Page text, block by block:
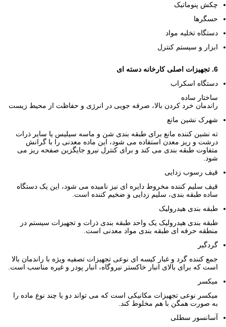
چکش پنوماتیک
حسگرها
دستگاه تخلیه مواد
ابزار و سیستم کنترل
6. تجهیزات اصلی کارخانه دسته ای
دستگاه اسکراب
ساختار ساده
راندمان خرد کردن بالا، صرفه جویی در انرژی و حفاظت از محیط زیست
شهرک نشین مانع
ته نشین کننده مانع برای طبقه بندی شن و ماسه سیلیس یا سایر ذرات
درشت و ریز معدن استفاده می شود، این ماده معدنی را با گرانش
متفاوت طبقه بندی می کند و برای کنترل نیرو جایگزین صفحه ریز می
شود.
قیف رسوب زدایی
قیف سلیم کننده مخروط دایره ای نیز نامیده می شود، این یک دستگاه
ساده طبقه بندی، سلیم زدایی و ضخیم کننده است.
طبقه بندی هیدرولیک
طبقه بندی هیدرولیک یک واحد طبقه بندی ذرات و تجهیزات سیستم در
منطقه حرفه ای طبقه بندی مواد معدنی است.
گردگیر
جمع کننده گرد و غبار کیسه ای نوعی تجهیزات تصفیه ویژه با راندمان بالا
است که برای بالای انبار خاکستر نیروگاه، انبار پودر و غیره مناسب است.
میکسر
میکسر نوعی تجهیزات مکانیکی است که می تواند دو یا چند نوع ماده را
به صورت همگن با هم مخلوط کند.
آسانسور سطلی